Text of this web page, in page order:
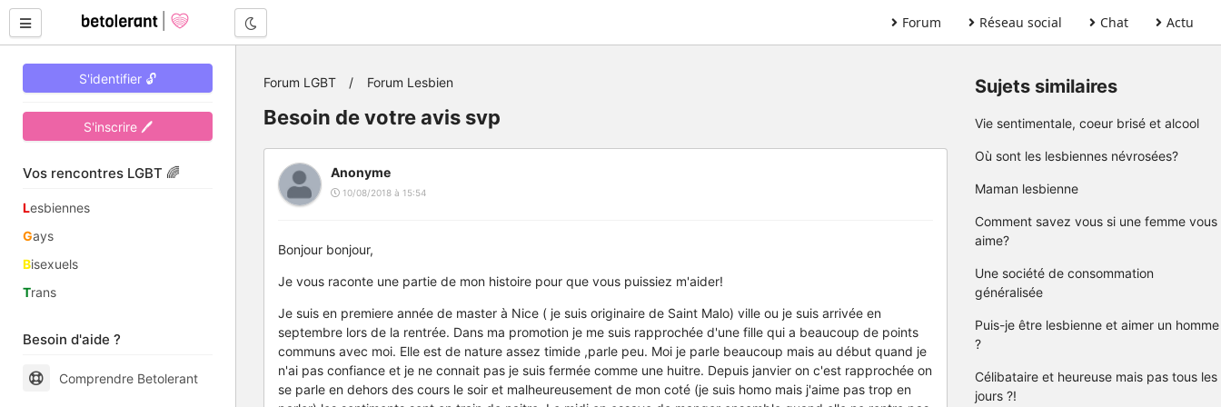
Forum Réseau social Chat Actu
S'identifier 🔓
S'inscrire 🖊
Vos rencontres LGBT 🌈
Lesbiennes
Gays
Bisexuels
Trans
Besoin d'aide ?
Comprendre Betolerant
Forum LGBT Forum Lesbien
Besoin de votre avis svp
Anonyme
10/08/2018 à 15:54
Bonjour bonjour,
Je vous raconte une partie de mon histoire pour que vous puissiez m'aider!
Je suis en premiere année de master à Nice ( je suis originaire de Saint Malo) ville ou je suis arrivée en
septembre lors de la rentrée. Dans ma promotion je me suis rapprochée d'une fille qui a beaucoup de points
communs avec moi. Elle est de nature assez timide ,parle peu. Moi je parle beaucoup mais au début quand je
n'ai pas confiance et je ne connait pas je suis fermée comme une huitre. Depuis janvier on c'est rapprochée on
se parle en dehors des cours le soir et malheureusement de mon coté (je suis homo mais j'aime pas trop en
Sujets similaires
Vie sentimentale, coeur brisé et alcool
Où sont les lesbiennes névrosées?
Maman lesbienne
Comment savez vous si une femme vous
aime?
Une société de consommation
généralisée
Puis-je être lesbienne et aimer un homme
?
Célibataire et heureuse mais pas tous les
jours ?!